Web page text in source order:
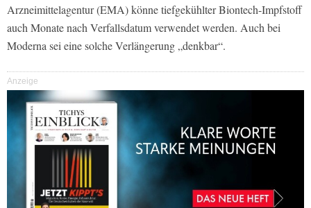
Arzneimittelagentur (EMA) könne tiefgekühlter Biontech-Impfstoff
auch Monate nach Verfallsdatum verwendet werden. Auch bei
Moderna sei eine solche Verlängerung „denkbar“.
Anzeige